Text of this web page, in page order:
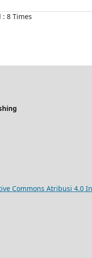
8 Times
Commons Atribusi 4.0